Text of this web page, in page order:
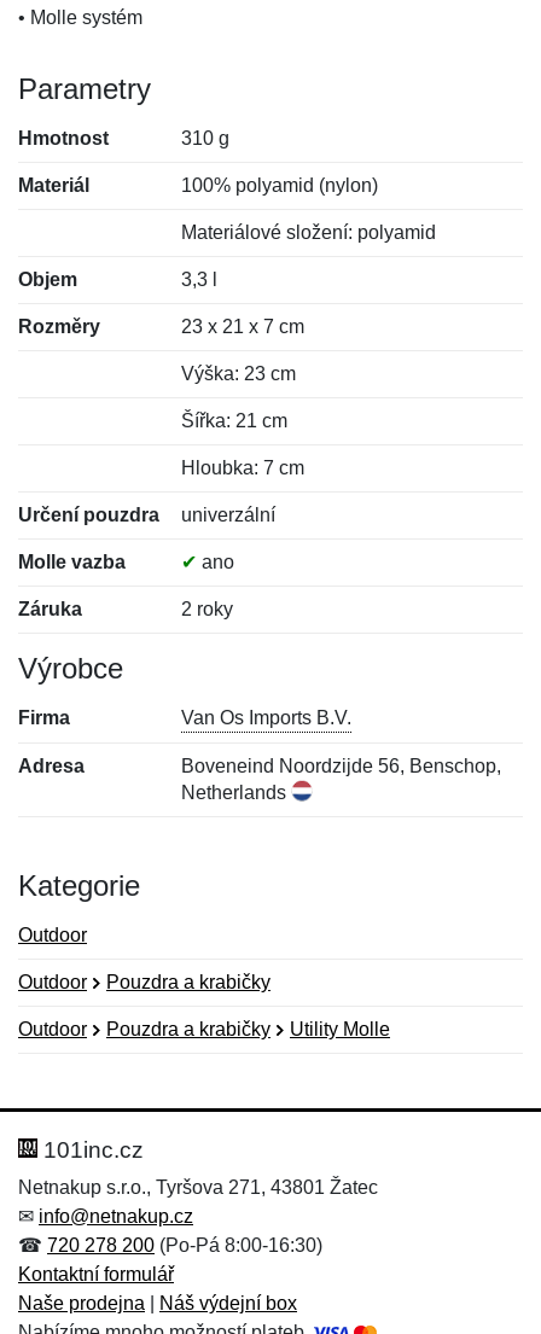
• Molle systém
Parametry
Hmotnost 310 g
Materiál 100% polyamid (nylon)
Materiálové složení: polyamid
Objem 3,3 l
Rozměry 23 x 21 x 7 cm
Výška: 23 cm
Šířka: 21 cm
Hloubka: 7 cm
Určení pouzdra univerzální
Molle vazba ✔ ano
Záruka 2 roky
Výrobce
Firma Van Os Imports B.V.
Adresa
Boveneind Noordzijde 56, Benschop,
Netherlands
Kategorie
Outdoor
Outdoor Pouzdra a krabičky
Outdoor Pouzdra a krabičky Utility Molle
Hodnocení:
Jméno: *
Jméno:
E-mail:*
101inc.cz
Netnakup s.r.o., Tyršova 271, 43801 Žatec
✉ info@netnakup.cz
☎ 720 278 200 (Po-Pá 8:00-16:30)
Kontaktní formulář
Naše prodejna
Náš výdejní box